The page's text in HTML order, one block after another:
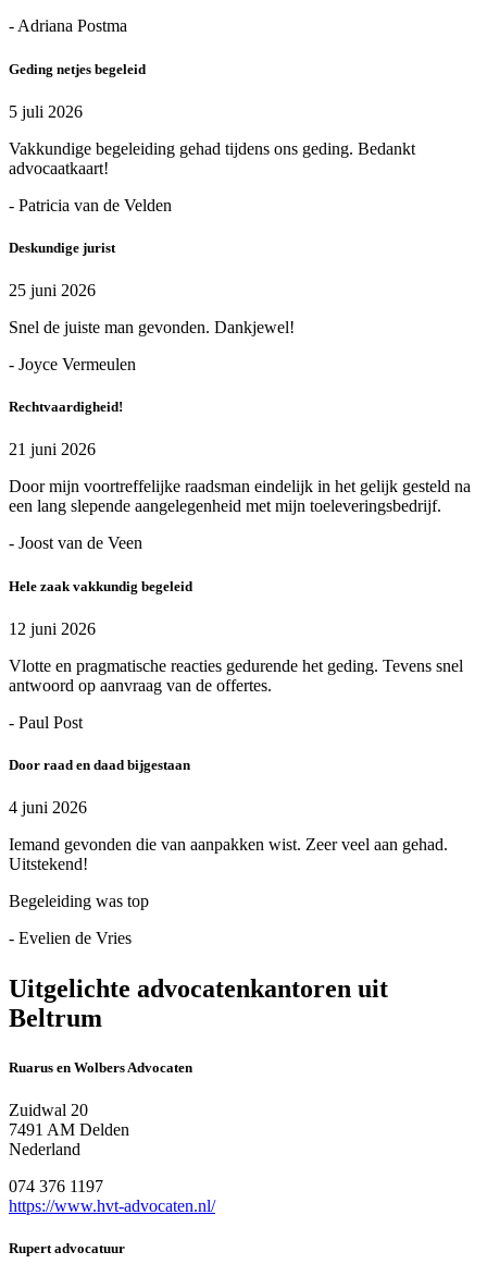
- Adriana Postma
Geding netjes begeleid
5 juli 2026
Vakkundige begeleiding gehad tijdens ons geding. Bedankt
advocaatkaart!
- Patricia van de Velden
Deskundige jurist
25 juni 2026
Snel de juiste man gevonden. Dankjewel!
- Joyce Vermeulen
Rechtvaardigheid!
21 juni 2026
Door mijn voortreffelijke raadsman eindelijk in het gelijk gesteld na
een lang slepende aangelegenheid met mijn toeleveringsbedrijf.
- Joost van de Veen
Hele zaak vakkundig begeleid
12 juni 2026
Vlotte en pragmatische reacties gedurende het geding. Tevens snel
antwoord op aanvraag van de offertes.
- Paul Post
Door raad en daad bijgestaan
4 juni 2026
Iemand gevonden die van aanpakken wist. Zeer veel aan gehad.
Uitstekend!
Begeleiding was top
- Evelien de Vries
Uitgelichte advocatenkantoren uit
Beltrum
Ruarus en Wolbers Advocaten
Zuidwal 20
7491 AM Delden
Nederland
074 376 1197
https://www.hvt-advocaten.nl/
Rupert advocatuur